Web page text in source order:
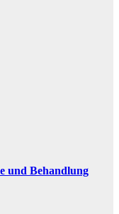
und Behandlung